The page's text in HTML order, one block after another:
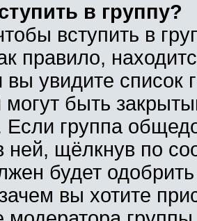
в группу?
вступить в
правило,
вы увидите список
могут быть
группа
ней, щёлкнув по
будет
вы хотите